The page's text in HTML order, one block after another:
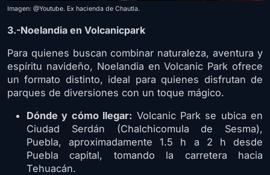
Imagen: @Youtube. Ex hacienda de Chautla.
3.-Noelandia en Volcanicpark
Para quienes buscan combinar naturaleza, aventura y
espíritu navideño, Noelandia en Volcanic Park ofrece
un formato distinto, ideal para quienes disfrutan de
parques de diversiones con un toque mágico.
Dónde y cómo llegar: Volcanic Park se ubica en
Ciudad Serdán (Chalchicomula de Sesma),
Puebla, aproximadamente 1.5 h a 2 h desde
Puebla capital, tomando la carretera hacia
Tehuacán.